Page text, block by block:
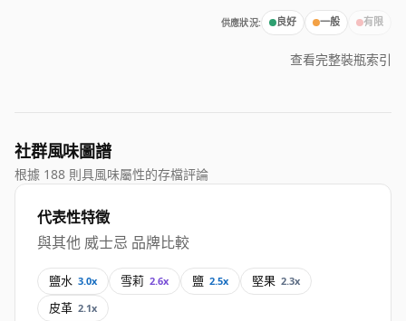
供應狀況: 良好 一般 有限
查看完整裝瓶索引
社群風味圖譜
根據 188 則具風味屬性的存檔評論
代表性特徵
與其他 威士忌 品牌比較
鹽水 3.0x 雪莉 2.6x 鹽 2.5x 堅果 2.3x
皮革 2.1x